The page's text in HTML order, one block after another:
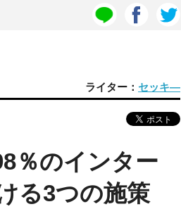
お問い合わせ
ライター： セッキ―
％のインター
る3つの施策